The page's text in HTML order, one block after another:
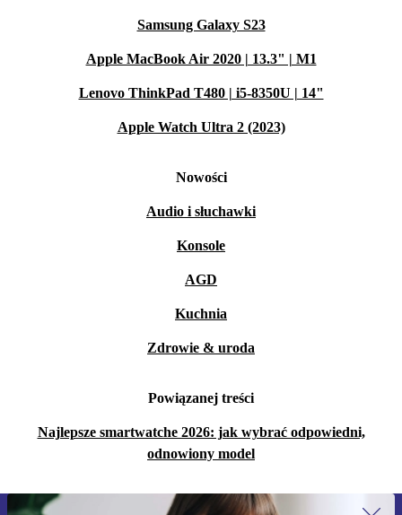
Samsung Galaxy S23
Apple MacBook Air 2020 | 13.3" | M1
Lenovo ThinkPad T480 | i5-8350U | 14"
Apple Watch Ultra 2 (2023)
Nowości
Audio i słuchawki
Konsole
AGD
Kuchnia
Zdrowie & uroda
Powiązanej treści
Najlepsze smartwatche 2026: jak wybrać odpowiedni,
odnowiony model